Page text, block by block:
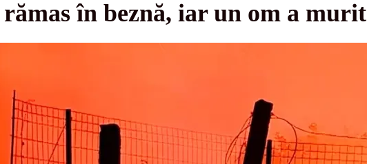
rămas în beznă, iar un om a murit